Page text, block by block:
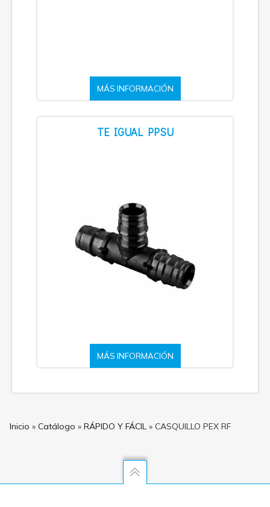
MÁS INFORMACIÓN
TE IGUAL PPSU
MÁS INFORMACIÓN
Inicio » Catálogo » RÁPIDO Y FÁCIL » CASQUILLO PEX RF